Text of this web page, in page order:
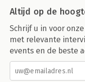
Altijd op de
Schrijf u in voor
met relevante
events en de beste